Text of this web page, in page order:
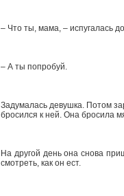
– Что ты, мама, – испугалась
– А ты попробуй.
Задумалась девушка. Потом
бросился к ней. Она бросила
На другой день она снова
смотреть, как он ест.